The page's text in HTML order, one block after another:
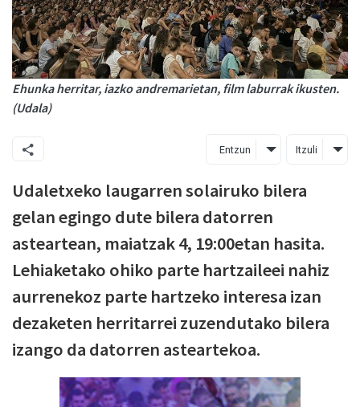
Ehunka herritar, iazko andremarietan, film laburrak ikusten.
(Udala)
Entzun Itzuli
Udaletxeko laugarren solairuko bilera
gelan egingo dute bilera datorren
asteartean, maiatzak 4, 19:00etan hasita.
Lehiaketako ohiko parte hartzaileei nahiz
aurrenekoz parte hartzeko interesa izan
dezaketen herritarrei zuzendutako bilera
izango da datorren asteartekoa.